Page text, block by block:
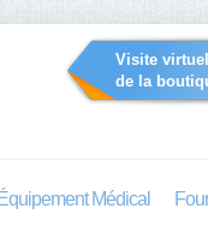
Visite
de la
Équipement Médical